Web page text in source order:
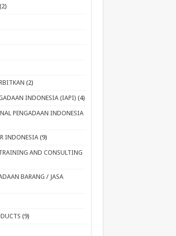
(2)
(2)
INDONESIA (IAPI) (4)
PENGADAAN INDONESIA
INDONESIA (9)
AND CONSULTING
BARANG / JASA
(9)